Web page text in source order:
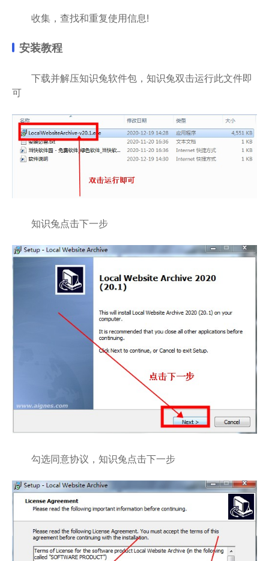
收集，查找和重复使用信息!
安装教程
下载并解压知识兔软件包，知识兔双击运行此文件即
可
知识兔点击下一步
勾选同意协议，知识兔点击下一步